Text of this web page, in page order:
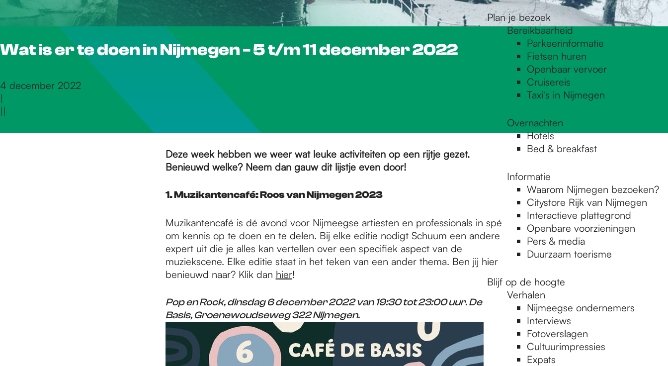
Plan je bezoek
Bereikbaarheid
Parkeerinformatie
Fietsen huren
Openbaar vervoer
Cruisereis
Taxi's in Nijmegen
Overnachten
Hotels
Bed & breakfast
Informatie
Waarom Nijmegen bezoeken?
Citystore Rijk van Nijmegen
Interactieve plattegrond
Openbare voorzieningen
Pers & media
Duurzaam toerisme
Blijf op de hoogte
Verhalen
Nijmeegse ondernemers
Interviews
Fotoverslagen
Cultuurimpressies
Expats
Wat is er te doen in Nijmegen - 5 t/m 11 december 2022
4 december 2022
|
||
Deze week hebben we weer wat leuke activiteiten op een rijtje gezet.
Benieuwd welke? Neem dan gauw dit lijstje even door!
1. Muzikantencafé: Roos van Nijmegen 2023
Muzikantencafé is dé avond voor Nijmeegse artiesten en professionals in spé
om kennis op te doen en te delen. Bij elke editie nodigt Schuum een andere
expert uit die je alles kan vertellen over een specifiek aspect van de
muziekscene. Elke editie staat in het teken van een ander thema. Ben jij hier
benieuwd naar? Klik dan hier!
Pop en Rock, dinsdag 6 december 2022 van 19:30 tot 23:00 uur. De
Basis, Groenewoudseweg 322 Nijmegen.